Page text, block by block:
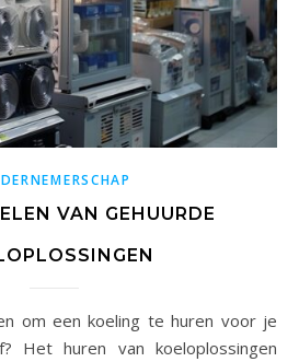
VAN GEHUURDE
Het huren van koeloplossingen